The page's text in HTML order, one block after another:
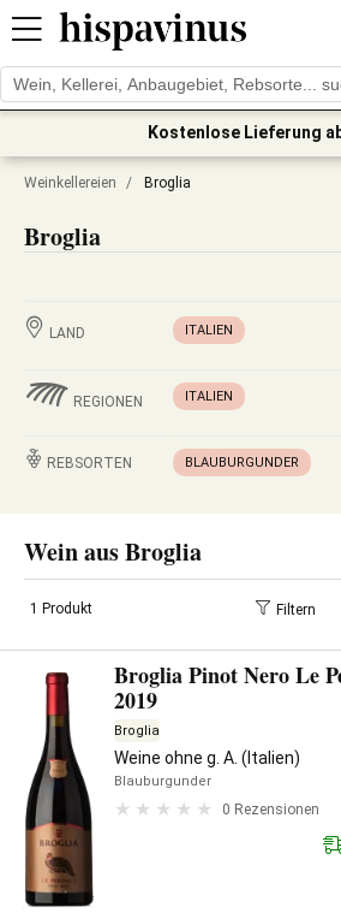
Kostenlose Lieferung
Weinkellereien / Broglia
Broglia
LAND ITALIEN
REGIONEN ITALIEN
REBSORTEN BLAUBURGUNDER
Wein aus Broglia
1 Produkt Filtern
Broglia Pinot Nero Le
2019
Broglia
Weine ohne g. A. (Italien)
Blauburgunder
0 Rezensionen